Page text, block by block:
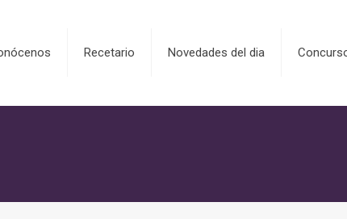
Recetario Novedades del dia